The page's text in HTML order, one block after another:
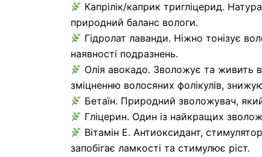
Капрілік/каприк тригліцерид.
природний баланс вологи.
Гідролат лаванди. Ніжно тонізує
наявності подразнень.
Олія авокадо. Зволожує та живить
зміцненню волосяних фолікулів,
Бетаїн. Природний зволожувач,
Гліцерин. Один із найкращих
Вітамін Е. Антиоксидант,
запобігає ламкості та стимулює ріст.